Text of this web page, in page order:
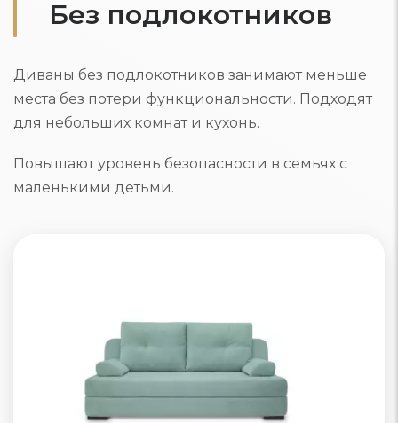
Без подлокотников
Диваны без подлокотников занимают меньше
места без потери функциональности. Подходят
для небольших комнат и кухонь.
Повышают уровень безопасности в семьях с
маленькими детьми.